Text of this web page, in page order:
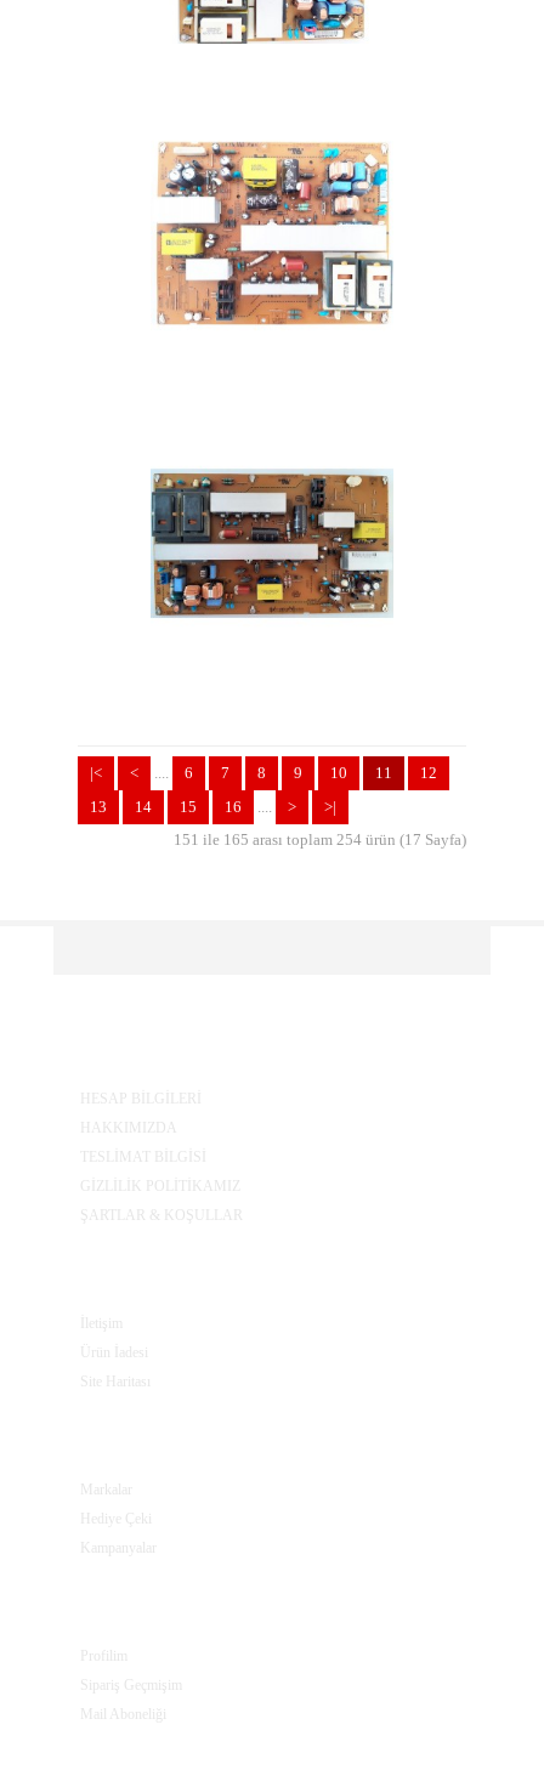
|< < 6 7 8 9 10 11
12
13
14 15 16 >
>|
151 ile 165 arası toplam 254 ürün (17 Sayfa)
HESAP BİLGİLERİ
HAKKIMIZDA
TESLİMAT BİLGİSİ
GİZLİLİK POLİTİKAMIZ
ŞARTLAR & KOŞULLAR
İletişim
Ürün İadesi
Site Haritası
Markalar
Hediye Çeki
Kampanyalar
Profilim
Sipariş Geçmişim
Mail Aboneliği